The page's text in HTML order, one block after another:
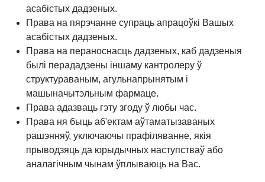
асабістых дадзеных.
Права на пярэчанне супраць апрацоўкі Вашых
асабістых дадзеных.
Права на пераноснасць дадзеных, каб дадзеныя
былі перададзены іншаму кантролеру ў
структураваным, агульнапрынятым і
машыначытэльным фармаце.
Права адазваць гэту згоду ў любы час.
Права ня быць аб'ектам аўтаматызаваных
рашэнняў, уключаючы прафіляванне, якія
прыводзяць да юрыдычных наступстваў або
аналагічным чынам ўплываюць на Вас.